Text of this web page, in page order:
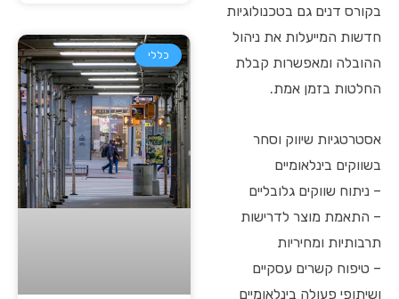
בקורס דנים גם בטכנולוגיות
חדשות המייעלות את ניהול
ההובלה ומאפשרות קבלת
החלטות בזמן אמת.
אסטרטגיות שיווק וסחר
בשווקים בינלאומיים
– ניתוח שווקים גלובליים
– התאמת מוצר לדרישות
תרבותיות ומחיריות
– טיפוח קשרים עסקיים
ושיתופי פעולה בינלאומיים
כללי